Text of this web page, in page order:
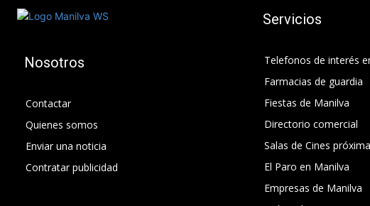
Nosotros
Contactar
Quienes somos
Enviar una noticia
Contratar publicidad
Servicios
Telefonos de interés
Farmacias de guardia
Fiestas de Manilva
Directorio comercial
Salas de Cines
El Paro en Manilva
Empresas de Manilva